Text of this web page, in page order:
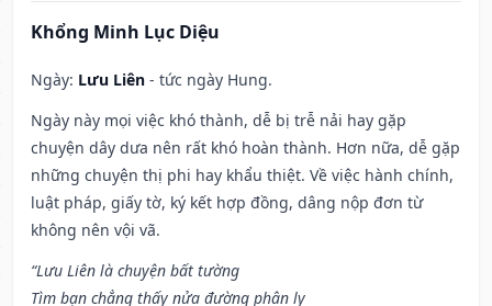
Khổng Minh Lục Diệu
Ngày: Lưu Liên - tức ngày Hung.
Ngày này mọi việc khó thành, dễ bị trễ nải hay gặp
chuyện dây dưa nên rất khó hoàn thành. Hơn nữa, dễ gặp
những chuyện thị phi hay khẩu thiệt. Về việc hành chính,
luật pháp, giấy tờ, ký kết hợp đồng, dâng nộp đơn từ
không nên vội vã.
“Lưu Liên là chuyện bất tường
Tìm bạn chẳng thấy nửa đường phân ly